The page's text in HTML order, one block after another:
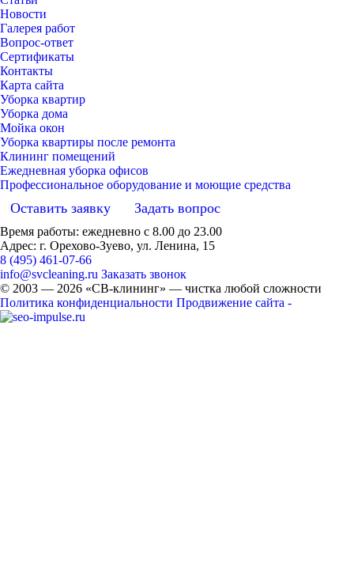
Новости
Галерея работ
Вопрос-ответ
Сертификаты
Контакты
Карта сайта
Уборка квартир
Уборка дома
Мойка окон
Уборка квартиры после ремонта
Клининг помещений
Ежедневная уборка офисов
Профессиональное оборудование и моющие средства
Оставить заявку Задать вопрос
Время работы: ежедневно с 8.00 до 23.00
Адрес: г. Орехово-Зуево, ул. Ленина, 15
8 (495) 461-07-66
info@svcleaning.ru Заказать звонок
© 2003 — 2026 «СВ-клининг» — чистка любой сложности
Политика конфиденциальности Продвижение сайта -